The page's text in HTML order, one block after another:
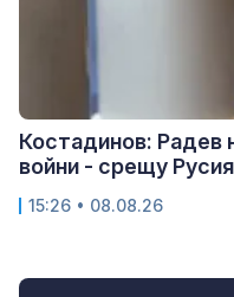
Костадинов: Радев
войни - срещу
15:26 • 08.08.26